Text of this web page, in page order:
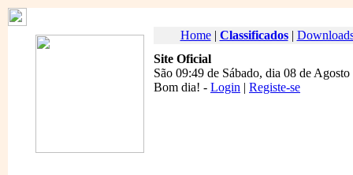
Home| Classificados|
Site Oficial
São 09:49 de Sábado, dia 08 de
Bom dia! - Login | Registe-se